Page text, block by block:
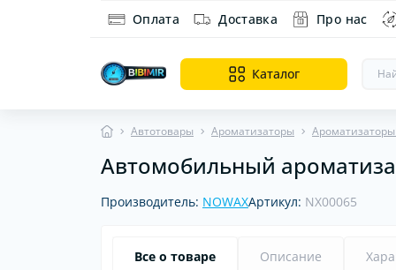
Оплата Доставка Про нас
Каталог
Автотовары Ароматизаторы
Автомобильный
Производитель: NOWAXАртикул: NX00065
Все о товаре Описание